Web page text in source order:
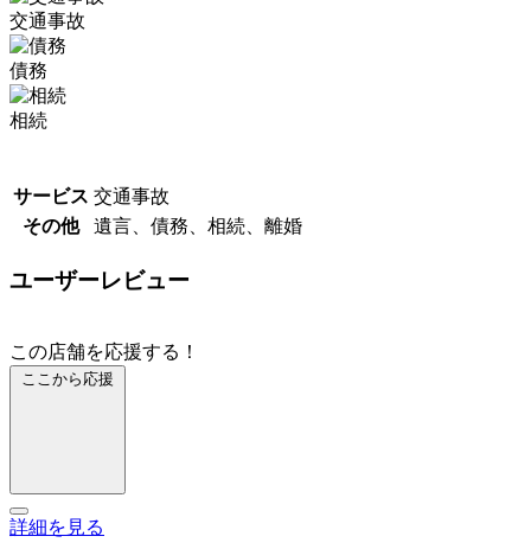
交通事故
債務
相続
サービス 交通事故
その他
遺言、債務、相続、離婚
ユーザーレビュー
この店舗を応援する！
ここから応援
詳細を見る